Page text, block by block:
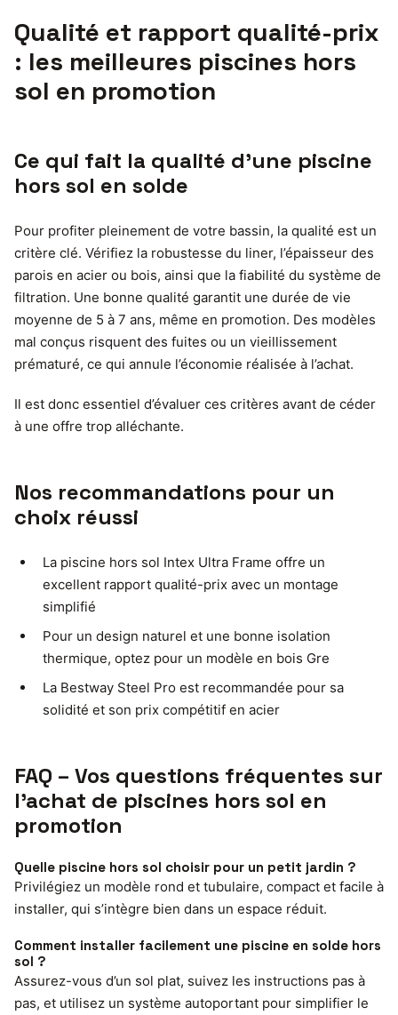
Qualité et rapport qualité-prix
: les meilleures piscines hors
sol en promotion
Ce qui fait la qualité d’une piscine
hors sol en solde
Pour profiter pleinement de votre bassin, la qualité est un
critère clé. Vérifiez la robustesse du liner, l’épaisseur des
parois en acier ou bois, ainsi que la fiabilité du système de
filtration. Une bonne qualité garantit une durée de vie
moyenne de 5 à 7 ans, même en promotion. Des modèles
mal conçus risquent des fuites ou un vieillissement
prématuré, ce qui annule l’économie réalisée à l’achat.
Il est donc essentiel d’évaluer ces critères avant de céder
à une offre trop alléchante.
Nos recommandations pour un
choix réussi
La piscine hors sol Intex Ultra Frame offre un
excellent rapport qualité-prix avec un montage
simplifié
Pour un design naturel et une bonne isolation
thermique, optez pour un modèle en bois Gre
La Bestway Steel Pro est recommandée pour sa
solidité et son prix compétitif en acier
FAQ – Vos questions fréquentes sur
l’achat de piscines hors sol en
promotion
Quelle piscine hors sol choisir pour un petit jardin ?
Privilégiez un modèle rond et tubulaire, compact et facile à
installer, qui s’intègre bien dans un espace réduit.
Comment installer facilement une piscine en solde hors
sol ?
Assurez-vous d’un sol plat, suivez les instructions pas à
pas, et utilisez un système autoportant pour simplifier le